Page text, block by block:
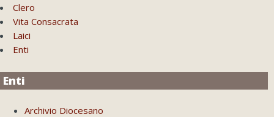
Clero
Vita Consacrata
Laici
Enti
Enti
Archivio Diocesano